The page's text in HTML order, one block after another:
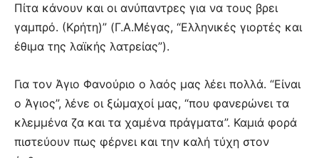
Πίτα κάνουν και οι ανύπαντρες για να τους βρει
γαμπρό. (Κρήτη)” (Γ.Α.Μέγας, “Ελληνικές γιορτές και
έθιμα της λαϊκής λατρείας”).
Για τον Άγιο Φανούριο ο λαός μας λέει πολλά. “Είναι
ο Άγιος”, λένε οι ξώμαχοί μας, “που φανερώνει τα
κλεμμένα ζα και τα χαμένα πράγματα”. Καμιά φορά
πιστεύουν πως φέρνει και την καλή τύχη στον